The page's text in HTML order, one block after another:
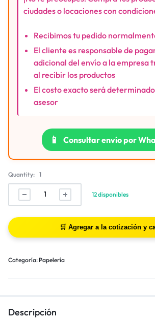
ciudades o locaciones con
Recibimos tu pedido
El cliente es responsable de
adicional del envío a la empresa
al recibir los productos
El costo exacto será
asesor
📱 Consultar envío por
Quantity: 1
12 disponibles
Categoría: Papelería
Descripción